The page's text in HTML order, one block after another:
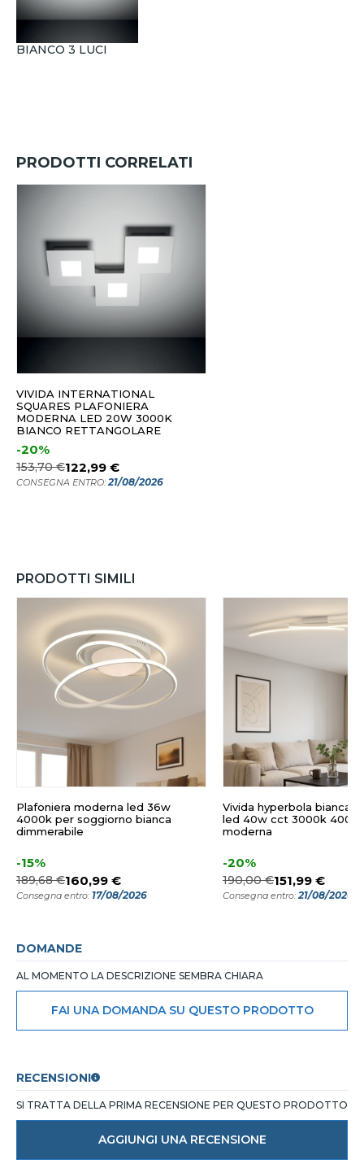
BIANCO 3 LUCI
PRODOTTI CORRELATI
VIVIDA INTERNATIONAL
SQUARES PLAFONIERA
MODERNA LED 20W 3000K
BIANCO RETTANGOLARE
-20%
153,70 €122,99 €
CONSEGNA ENTRO:21/08/2026
PRODOTTI SIMILI
Plafoniera moderna led 36w
4000k per soggiorno bianca
dimmerabile
-15%
189,68 €160,99 €
Consegna entro: 17/08/2026
Vivida hyperbola bianca
led 40w cct 3000k
moderna
-20%
190,00 €151,99 €
Consegna entro:21/08/2026
DOMANDE
AL MOMENTO LA DESCRIZIONE SEMBRA CHIARA
FAI UNA DOMANDA SU QUESTO PRODOTTO
RECENSIONI
SI TRATTA DELLA PRIMA RECENSIONE PER QUESTO PRODOTTO
AGGIUNGI UNA RECENSIONE